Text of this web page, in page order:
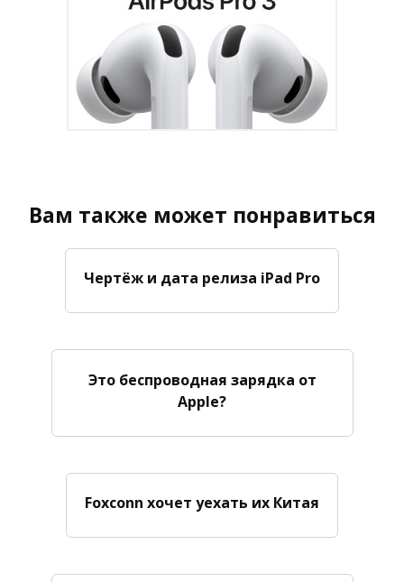
Вам также может понравиться
Чертёж и дата релиза iPad Pro
Это беспроводная зарядка от
Apple?
Foxconn хочет уехать их Китая